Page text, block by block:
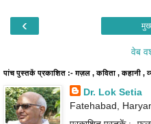
‹
वेब
पांच पुस्तकें प्रकाशित :- ग़ज़ल , कविता , कहानी ,
Dr. Lok Setia
Fatehabad,